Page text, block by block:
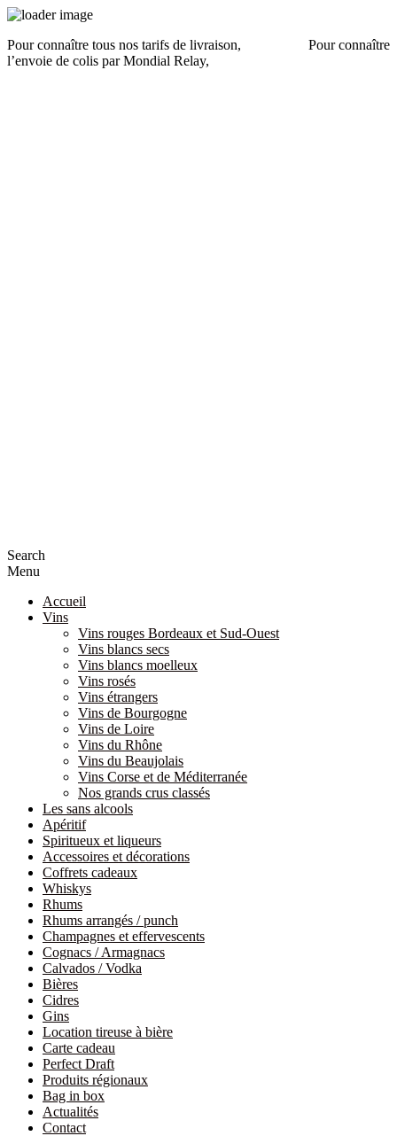
Pour connaître tous nos tarifs de livraison,
Pour connaître
l’envoie de colis par Mondial Relay,
Search
Menu
Accueil
Vins
Vins rouges Bordeaux et Sud-Ouest
Vins blancs secs
Vins blancs moelleux
Vins rosés
Vins étrangers
Vins de Bourgogne
Vins de Loire
Vins du Rhône
Vins du Beaujolais
Vins Corse et de Méditerranée
Nos grands crus classés
Les sans alcools
Apéritif
Spiritueux et liqueurs
Accessoires et décorations
Coffrets cadeaux
Whiskys
Rhums
Rhums arrangés / punch
Champagnes et effervescents
Cognacs / Armagnacs
Calvados / Vodka
Bières
Cidres
Gins
Location tireuse à bière
Carte cadeau
Perfect Draft
Produits régionaux
Bag in box
Actualités
Contact